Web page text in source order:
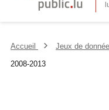
Accueil Jeux de
2008-2013